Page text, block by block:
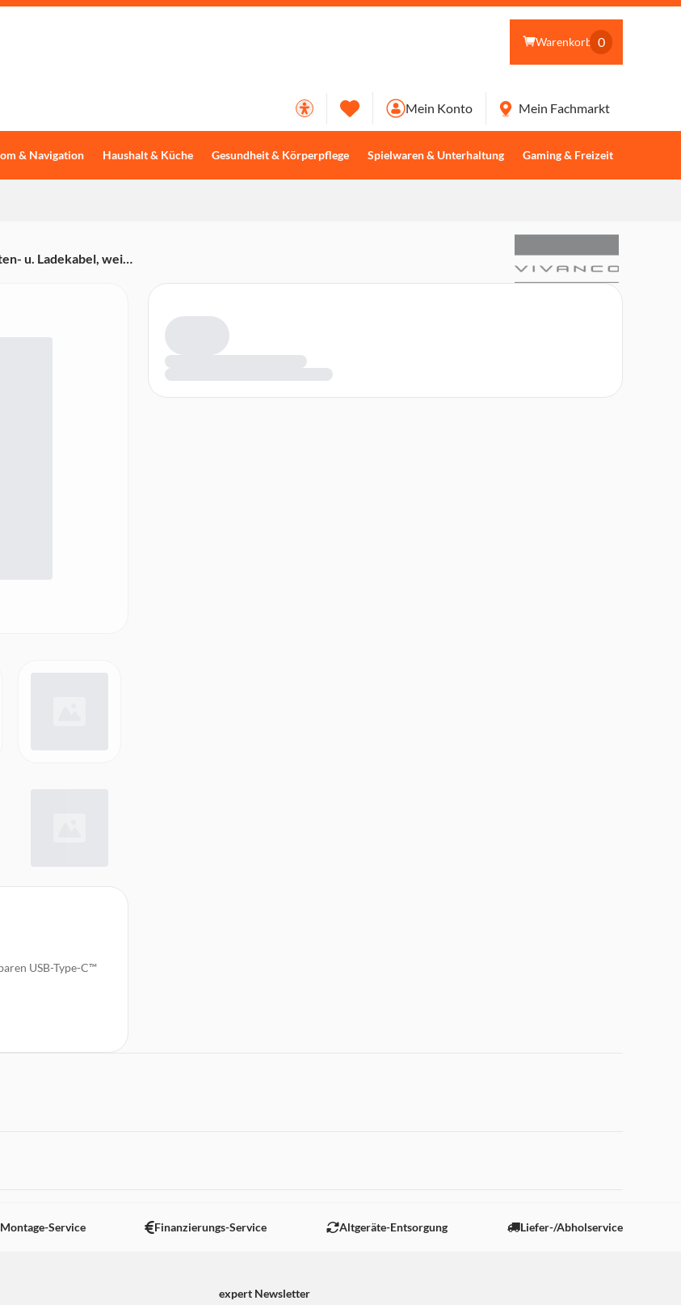
Warenkorb 0
& Navigation Haushalt & Küche Gesundheit & Körperpflege Spielwaren & Unterhaltung Gaming & Freizeit
Mein Konto Mein Fachmarkt
u. Ladekabel, weiß
USB-Type-C™
Montage-Service Finanzierungs-Service Altgeräte-Entsorgung Liefer-/Abholservice
expert Newsletter